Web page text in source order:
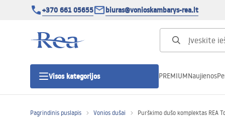
+370 661 05655 biuras@vonioskambarys-rea.lt
Visos kategorijos PREMIUMNaujienos
Pagrindinis puslapis Vonios dušai Purškimo dušo komplektas REA